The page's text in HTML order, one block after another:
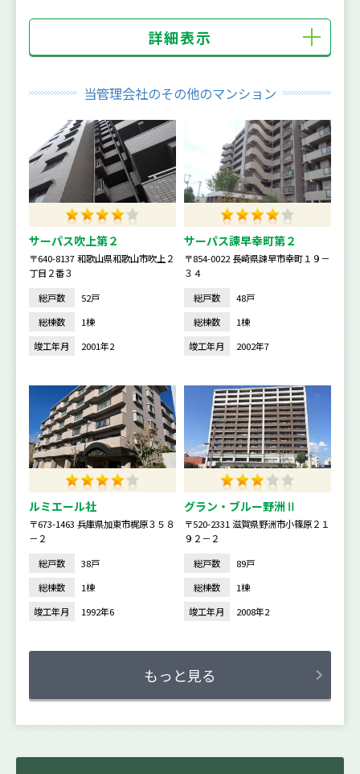
詳細表示
当管理会社のその他のマンション
サーパス吹上第２
〒640-8137 和歌山県和歌山市吹上２
丁目２番３
総戸数
52戸
総棟数
1棟
竣工年月
2001年2
サーパス諫早幸町第２
〒854-0022 長崎県諫早市幸町１９－
３４
総戸数
48戸
総棟数
1棟
竣工年月
2002年7
ルミエール社
〒673-1463 兵庫県加東市梶原３５８
－２
総戸数
38戸
総棟数
1棟
竣工年月
1992年6
グラン・ブルー野洲Ⅱ
〒520-2331 滋賀県野洲市小篠原２１
９２－２
総戸数
89戸
総棟数
1棟
竣工年月
2008年2
もっと見る